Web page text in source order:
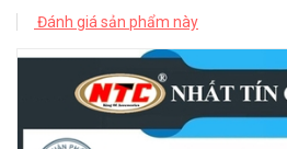
Đánh giá sản phẩm này